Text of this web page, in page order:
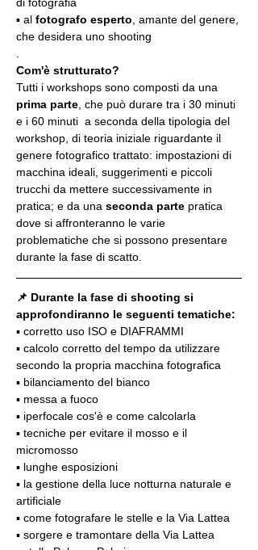
▪️ al fotografo esperto , amante del genere,
che desidera uno shooting
Com'è strutturato?
Tutti i workshops sono composti da una
prima parte , che può durare tra i 30 minuti
e i 60 minuti  a seconda della tipologia del
workshop, di teoria iniziale riguardante il
genere fotografico trattato: impostazioni di
macchina ideali, suggerimenti e piccoli
trucchi da mettere successivamente in
pratica; e da una seconda parte pratica
dove si affronteranno le varie
problematiche che si possono presentare
durante la fase di scatto.
📌 Durante la fase di shooting si
approfondiranno le seguenti tematiche:
▪️ corretto uso ISO e DIAFRAMMI
▪️ calcolo corretto del tempo da utilizzare
secondo la propria macchina fotografica
▪️ bilanciamento del bianco
▪️ messa a fuoco
▪️ iperfocale cos'è e come calcolarla
▪️ tecniche per evitare il mosso e il
micromosso
▪️ lunghe esposizioni
▪️ la gestione della luce notturna naturale e
artificiale
▪️ come fotografare le stelle e la Via Lattea
▪️ sorgere e tramontare della Via Lattea